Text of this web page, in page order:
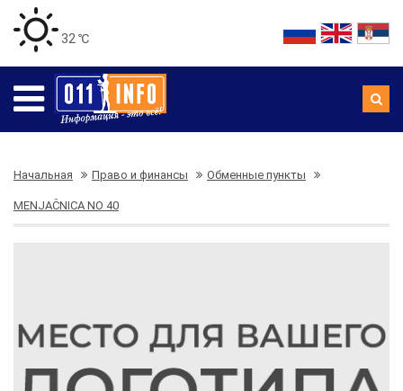
32 ℃
Начальная Право и финансы Обменные пункты
MENJAČNICA NO 40